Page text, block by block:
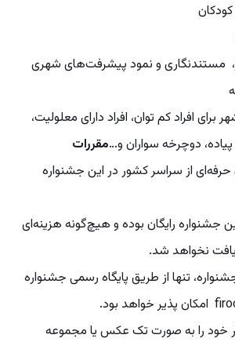
مستندنگاری و نمود پیشرفت‌های شهری
افراد کم توان، افراد دارای معلولیت،
پیاده، دوچرخه سواران و…مقررات
حرفه‌ای از سراسر کشور در این جشنواره
جشنواره رایگان بوده و هیچ‌گونه هزینه‌ای
نخواهد شد.
تنها از طریق پایگاه رسمی جشنواره
خود را به صورت تک عکس یا مجموعه